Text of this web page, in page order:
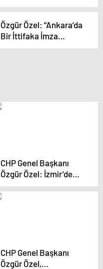
Karabağlar’da halk
destek istedi
Özgür Özel: “Ankara’da
Bir İttifaka İmza
Atamadık Ancak
Çıkacaklar”
CHP Genel Başkanı
Özgür Özel: İzmir’de
seçimi kazanacağız
CHP Genel Başkanı
Özgür Özel,